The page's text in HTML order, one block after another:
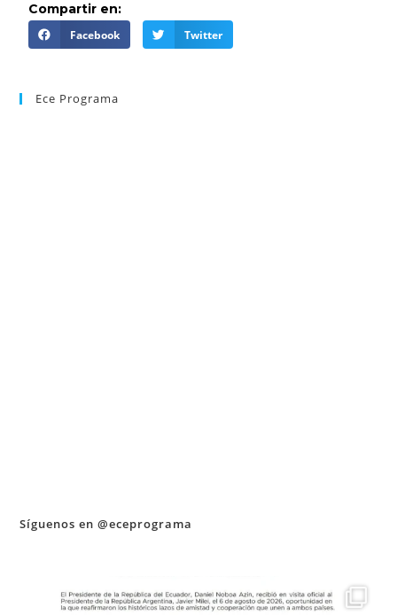
Compartir en:
Facebook Twitter
Ece Programa
Síguenos en @eceprograma